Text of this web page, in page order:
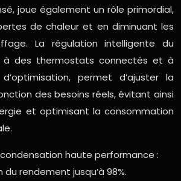
joue également un rôle primordial,
de chaleur et en diminuant les
La régulation intelligente du
à des thermostats connectés et à
permet d’ajuster la
des besoins réels, évitant ainsi
et optimisant la consommation
haute performance :
rendement jusqu’à 98%.